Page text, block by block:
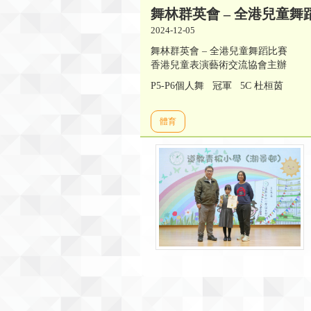
舞林群英會 – 全港兒童舞
2024-12-05
舞林群英會 – 全港兒童舞蹈比賽
香港兒童表演藝術交流協會主辦
P5-P6個人舞 冠軍 5C 杜桓茵
體育